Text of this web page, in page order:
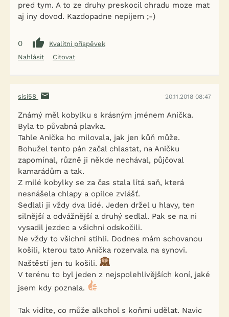
pred tym. A to ze druhy preskocil ohradu moze mat
aj iny dovod. Kazdopadne nepijem ;-)
0
Kvalitní příspěvek
Nahlásit
Citovat
sisi58 20.11.2018 08:47
Známý měl kobylku s krásným jménem Anička.
Byla to půvabná plavka.
Tahle Anička ho milovala, jak jen kůň může.
Bohužel tento pán začal chlastat, na Aničku
zapomínal, různě ji někde nechával, půjčoval
kamarádům a tak.
Z milé kobylky se za čas stala lítá saň, která
nesnášela chlapy a opilce zvlášť.
Sedlali ji vždy dva lidé. Jeden držel u hlavy, ten
silnější a odvážnější a druhý sedlal. Pak se na ni
vysadil jezdec a všichni odskočili.
Ne vždy to všichni stihli. Dodnes mám schovanou
košili, kterou tato Anička rozervala na synovi.
Naštěstí jen tu košili.
V terénu to byl jeden z nejspolehlivějších koní, jaké
jsem kdy poznala.
Tak vidíte, co může alkohol s koňmi udělat. Navic